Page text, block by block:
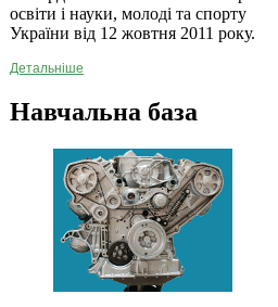
освіти і науки, молоді та спорту
України від 12 жовтня 2011 року.
Детальніше
Навчальна база